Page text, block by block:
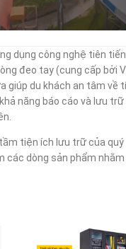
dụng công nghệ tiên
đeo tay (cung cấp bởi
giúp du khách an tâm
năng báo cáo và lưu
tiện ích lưu trữ của quý
các dòng sản phẩm